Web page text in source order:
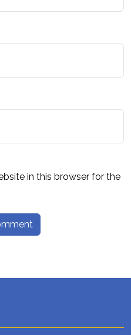
in this browser for the